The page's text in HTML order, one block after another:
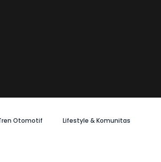
Otomotif Lifestyle & Komunitas